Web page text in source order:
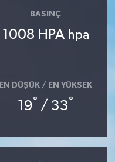
BASINÇ
1008 HPA hpa
EN DÜŞÜK / EN YÜKSEK
19° / 33°